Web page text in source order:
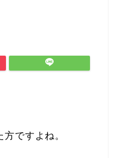
ですよね。